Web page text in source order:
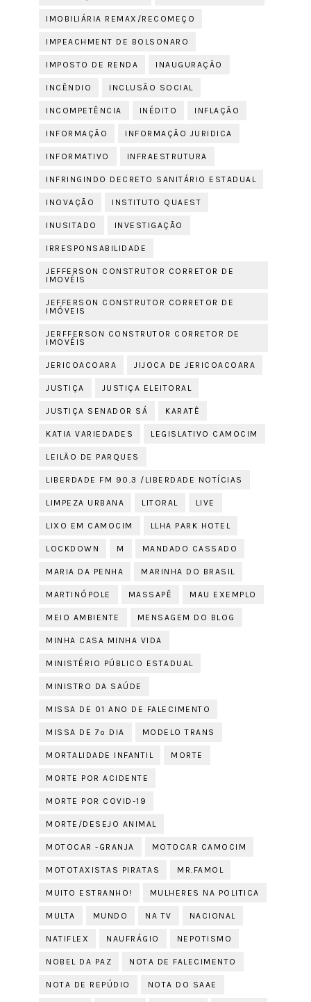
IMOBILIÁRIA REMAX/RECOMEÇO
IMPEACHMENT DE BOLSONARO
IMPOSTO DE RENDA INAUGURAÇÃO
INCÊNDIO INCLUSÃO SOCIAL
INCOMPETÊNCIA INÉDITO INFLAÇÃO
INFORMAÇÃO INFORMAÇÃO JURIDICA
INFORMATIVO INFRAESTRUTURA
INFRINGINDO DECRETO SANITÁRIO ESTADUAL
INOVAÇÃO INSTITUTO QUAEST
INUSITADO INVESTIGAÇÃO
IRRESPONSABILIDADE
JEFFERSON CONSTRUTOR CORRETOR DE
IMOVÉIS
JEFFERSON CONSTRUTOR CORRETOR DE
IMÓVEIS
JERFFERSON CONSTRUTOR CORRETOR DE
IMOVÉIS
JERICOACOARA JIJOCA DE JERICOACOARA
JUSTIÇA JUSTIÇA ELEITORAL
JUSTIÇA SENADOR SÁ KARATÊ
KATIA VARIEDADES LEGISLATIVO CAMOCIM
LEILÃO DE PARQUES
LIBERDADE FM 90.3 /LIBERDADE NOTÍCIAS
LIMPEZA URBANA LITORAL LIVE
LIXO EM CAMOCIM LLHA PARK HOTEL
LOCKDOWN M MANDADO CASSADO
MARIA DA PENHA MARINHA DO BRASIL
MARTINÓPOLE MASSAPÊ MAU EXEMPLO
MEIO AMBIENTE MENSAGEM DO BLOG
MINHA CASA MINHA VIDA
MINISTÉRIO PÚBLICO ESTADUAL
MINISTRO DA SAÚDE
MISSA DE 01 ANO DE FALECIMENTO
MISSA DE 7º DIA MODELO TRANS
MORTALIDADE INFANTIL MORTE
MORTE POR ACIDENTE
MORTE POR COVID-19
MORTE/DESEJO ANIMAL
MOTOCAR -GRANJA MOTOCAR CAMOCIM
MOTOTAXISTAS PIRATAS MR.FAMOL
MUITO ESTRANHO! MULHERES NA POLITICA
MULTA MUNDO NA TV NACIONAL
NATIFLEX NAUFRÁGIO NEPOTISMO
NOBEL DA PAZ NOTA DE FALECIMENTO
NOTA DE REPÚDIO NOTA DO SAAE